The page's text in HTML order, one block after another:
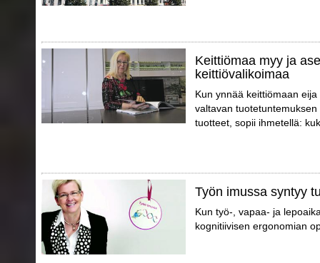
Keittiömaa myy ja
keittiövalikoimaa
Kun ynnää keittiömaan
valtavan
tuotteet, sopii ihmetellä:
Työn imussa syntyy
Kun työ-, vapaa- ja
kognitiivisen ergonomian